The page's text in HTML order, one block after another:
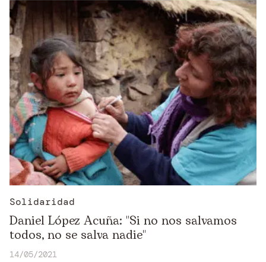
Solidaridad
Daniel López Acuña: "Si no nos salvamos
todos, no se salva nadie"
14/05/2021